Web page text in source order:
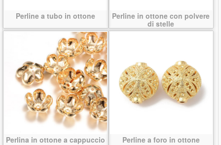
Perline a tubo in ottone
Perline in ottone con polvere
di stelle
Perlina in ottone a cappuccio Perline a foro in ottone